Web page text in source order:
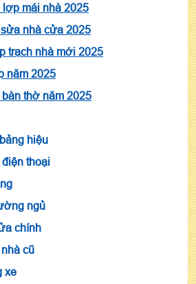
lợp mái nhà 2025
nhà cửa 2025
trạch nhà mới 2025
năm 2025
thờ năm 2025
hiệu
thoại
ngủ
chính
cũ
xe